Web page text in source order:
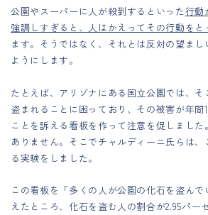
公園やスーパーに人が殺到するといった行動
強調しすぎると、人はかえってその行動をと
ます。そうではなく、それとは反対の望ま
ようにします。
たとえば、アリゾナにある国立公園では、
盗まれることに困っており、その被害が年間
ことを訴える看板を作って注意を促しまし
ありません。そこでチャルディーニ氏らは、
る実験をしました。
この看板を「多くの人が公園の化石を盗ん
えたところ、化石を盗む人の割合が2.95パー